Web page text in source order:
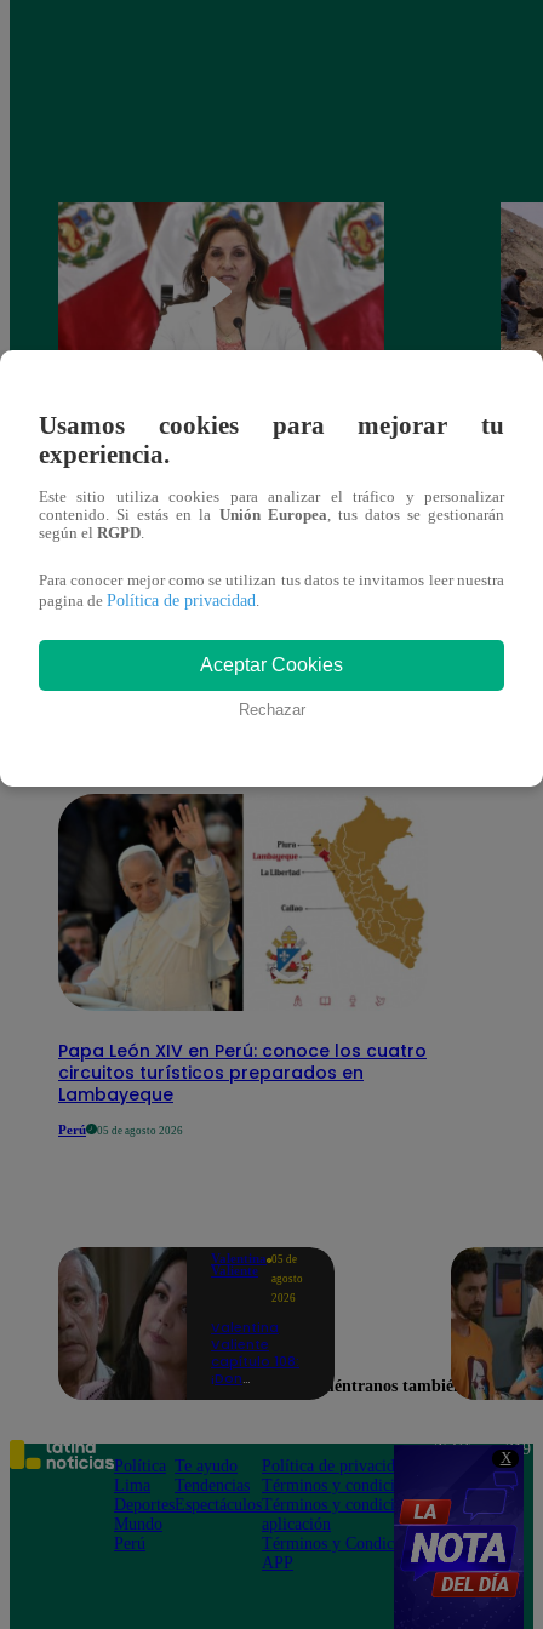
X
Congreso: proponen que el aumento del
salario presidencial se aplique desde 2026
Las
También te puede
interesar
Papa León XIV en Perú: conoce los cuatro
circuitos turísticos preparados en
Lambayeque
Perú 05 de agosto 2026
Valentina
Valiente
05 de
agosto
2026
Valentina
Valiente
capítulo 108:
¡Don
Frida tras
descubrir una
contradicción
en una
conversación!
Usamos cookies para mejorar tu
experiencia.
Este sitio utiliza cookies para analizar el tráfico y personalizar
contenido. Si estás en la Unión Europea , tus datos se gestionarán
según el RGPD
Para conocer mejor como se utilizan tus datos te invitamos leer nuestra
pagina de Política de privacidad
Aceptar Cookies
Rechazar
Encuéntranos también en
Política
Lima
Deportes
Mundo
Perú
Te ayudo
Tendencias
Espectáculos
Política de privacidad
Términos y condiciones
Términos y condiciones
aplicación
Términos y Condiciones
APP
Teléfono: 219
Av. San
Felipe 968
Jesús María